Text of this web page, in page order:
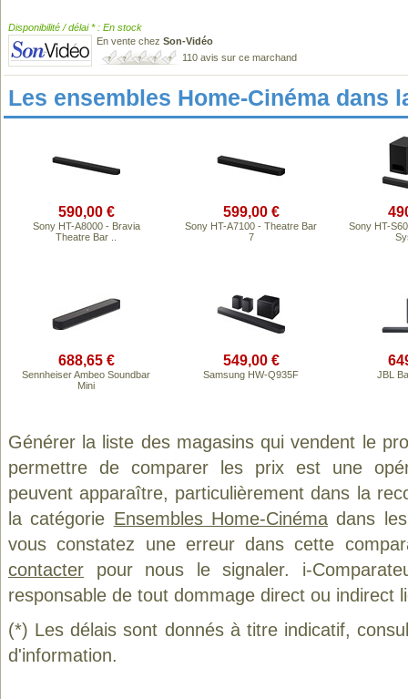
Disponibilité / délai * : En stock
En vente chez Son-Vidéo
110 avis sur ce marchand
Les ensembles Home-Cinéma dans
590,00 €
Sony HT-A8000 - Bravia
Theatre Bar ..
599,00 €
Sony HT-A7100 - Theatre Bar
7
Sony HT-
688,65 €
Sennheiser Ambeo Soundbar
Mini
549,00 €
Samsung HW-Q935F JBL
Générer la liste des magasins qui vendent le
permettre de comparer les prix est une
peuvent apparaître, particulièrement dans la
la catégorie Ensembles Home-Cinémadans les
vous constatez une erreur dans cette
contacter pour nous le signaler. i-
responsable de tout dommage direct ou indirect
(*) Les délais sont donnés à titre indicatif,
d'information.